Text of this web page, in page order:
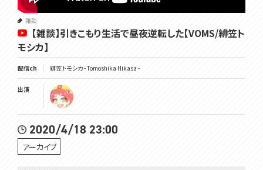
雑談
【雑談】引きこもり生活で昼夜逆転した【VOMS/緋笠ト
モシカ】
配信ch 緋笠トモシカ - Tomoshika Hikasa -
出演
2020/4/18 23:00
アーカイブ